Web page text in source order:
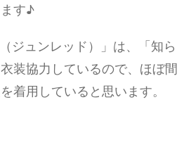
す♪
ジュンレッド）」は、「知ら
装協力しているので、ほぼ間
着用していると思います。